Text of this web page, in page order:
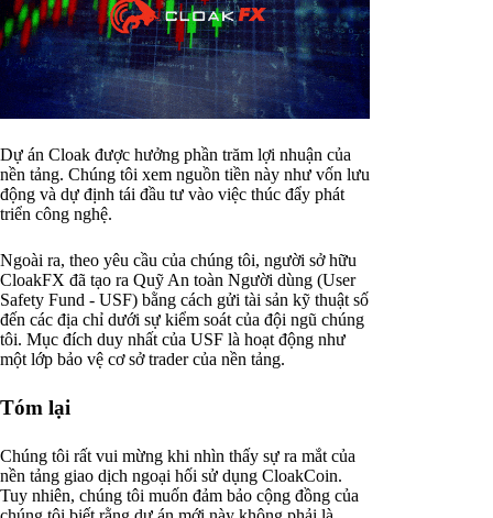
Dự án Cloak được hưởng phần trăm lợi nhuận của
nền tảng. Chúng tôi xem nguồn tiền này như vốn lưu
động và dự định tái đầu tư vào việc thúc đẩy phát
triển công nghệ.
Ngoài ra, theo yêu cầu của chúng tôi, người sở hữu
CloakFX đã tạo ra Quỹ An toàn Người dùng (User
Safety Fund - USF) bằng cách gửi tài sản kỹ thuật số
đến các địa chỉ dưới sự kiểm soát của đội ngũ chúng
tôi. Mục đích duy nhất của USF là hoạt động như
một lớp bảo vệ cơ sở trader của nền tảng.
Tóm lại
Chúng tôi rất vui mừng khi nhìn thấy sự ra mắt của
nền tảng giao dịch ngoại hối sử dụng CloakCoin.
Tuy nhiên, chúng tôi muốn đảm bảo cộng đồng của